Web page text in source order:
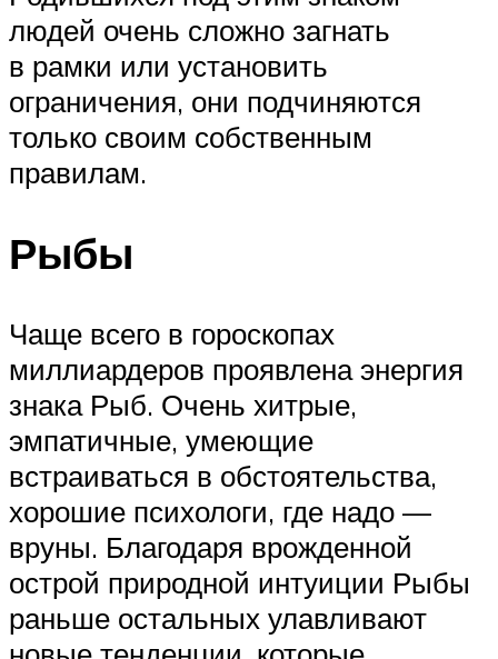
людей очень сложно загнать
в рамки или установить
ограничения, они подчиняются
только своим собственным
правилам.
Рыбы
Чаще всего в гороскопах
миллиардеров проявлена энергия
знака Рыб. Очень хитрые,
эмпатичные, умеющие
встраиваться в обстоятельства,
хорошие психологи, где надо —
вруны. Благодаря врожденной
острой природной интуиции Рыбы
раньше остальных улавливают